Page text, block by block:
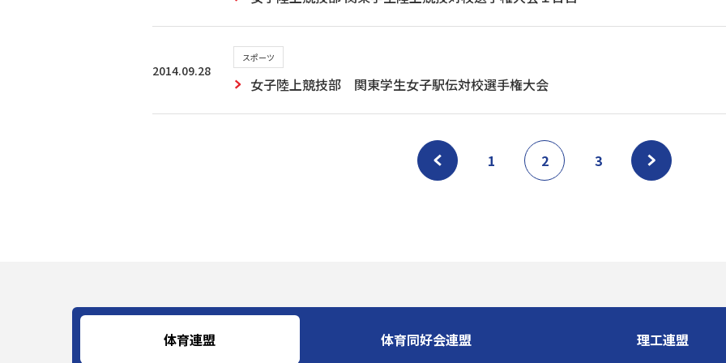
2014.09.28
スポーツ
女子陸上競技部 関東学生女子駅伝対校選手権大会
1 2 3
体育連盟 体育同好会連盟 理工連盟